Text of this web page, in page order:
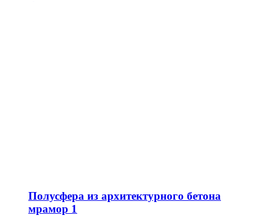
Полусфера из архитектурного бетона
мрамор 1